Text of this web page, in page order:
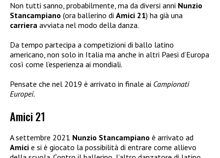
Non tutti sanno, probabilmente, ma da diversi anni Nunzio
Stancampiano (ora ballerino di Amici 21) ha già una
carriera avviata nel modo della danza.
Da tempo partecipa a competizioni di ballo latino
americano, non solo in Italia ma anche in altri Paesi d’Europa
così come l’esperienza ai mondiali.
Pensate che nel 2019 è arrivato in finale ai Campionati
Europei.
Amici 21
A settembre 2021 Nunzio Stancampiano è arrivato ad
Amici e si è giocato la possibilità di entrare come allievo